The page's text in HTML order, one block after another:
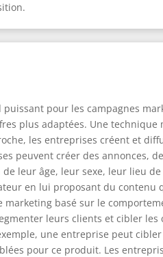
pour les campagnes
plus adaptées. Une
les entreprises créent et
peuvent créer des annonces,
leur âge, leur sexe, leur lieu
en lui proposant du
basé sur le
leurs clients et cibler
une entreprise peut
pour ce produit. Les